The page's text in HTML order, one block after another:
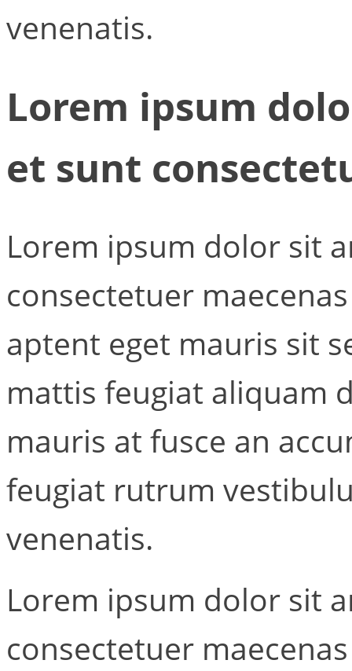
venenatis.
Lorem ipsum
et sunt
Lorem ipsum dolor sit
consectetuer
aptent eget mauris sit
mattis feugiat aliquam
mauris at fusce an
feugiat rutrum
venenatis.
Lorem ipsum dolor sit
consectetuer